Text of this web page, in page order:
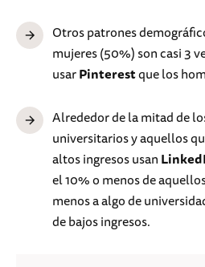
Otros patrones
mujeres (50%) son casi 3
usarPinterestque los
Alrededor de la mitad de
universitarios y aquellos
altos ingresos usan
el 10% o menos de
menos a algo de
de bajos ingresos.